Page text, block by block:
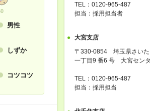
男性
しずか
コツコツ
TEL：0120-965-487
担当：採用担当者
大宮支店
〒330-0854 埼玉県さいた
一丁目9 番6 号 大宮セン
TEL：0120-965-487
担当：採用担当